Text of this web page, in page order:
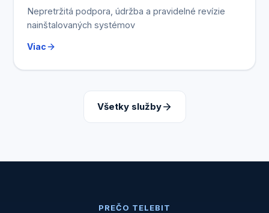
Nepretržitá podpora, údržba a pravidelné revízie
nainštalovaných systémov
Viac
Všetky služby
PREČO TELEBIT